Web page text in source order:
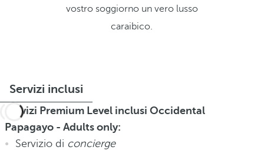
vostro soggiorno un vero lusso
caraibico.
Servizi inclusi
Servizi Premium Level inclusi Occidental
Papagayo - Adults only:
Servizio di concierge